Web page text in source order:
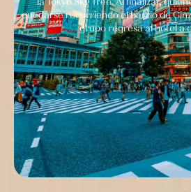
la Tokyo Sky Tree. Al finalizar,
quedarse recorriendo el barrio de
grupo regresa al hotel a